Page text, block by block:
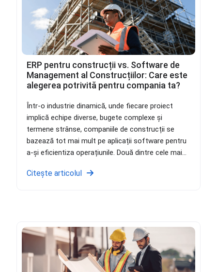
ERP pentru construcții vs. Software de
Management al Construcțiilor: Care este
alegerea potrivită pentru compania ta?
Într-o industrie dinamică, unde fiecare proiect
implică echipe diverse, bugete complexe și
termene strânse, companiile de construcții se
bazează tot mai mult pe aplicații software pentru
a-și eficientiza operațiunile. Două dintre cele mai...
Citește articolul